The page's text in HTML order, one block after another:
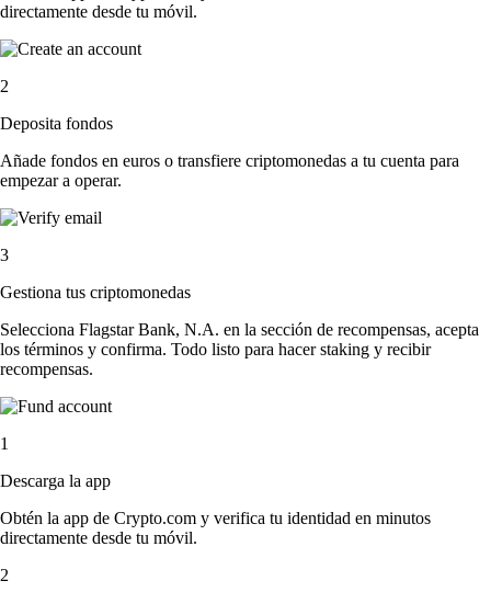
directamente desde tu móvil.
2
Deposita fondos
Añade fondos en euros o transfiere criptomonedas a tu cuenta para
empezar a operar.
3
Gestiona tus criptomonedas
Selecciona Flagstar Bank, N.A. en la sección de recompensas, acepta
los términos y confirma. Todo listo para hacer staking y recibir
recompensas.
1
Descarga la app
Obtén la app de Crypto.com y verifica tu identidad en minutos
directamente desde tu móvil.
2